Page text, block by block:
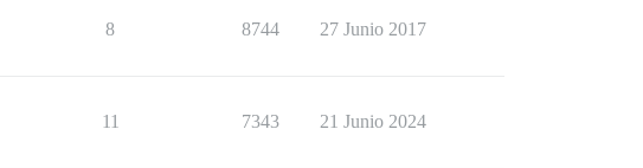
8 8744 27 Junio 2017
11 7343 21 Junio 2024